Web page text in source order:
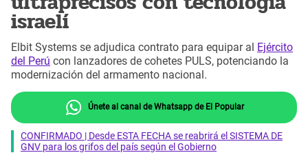
israelí
Elbit Systems se adjudica contrato para equipar al Ejército
del Perú con lanzadores de cohetes PULS, potenciando la
modernización del armamento nacional.
Únete al canal de Whatsapp de El Popular
CONFIRMADO | Desde ESTA FECHA se reabrirá el SISTEMA DE
GNV para los grifos del país según el Gobierno